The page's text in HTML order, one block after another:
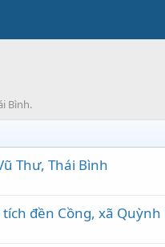
Bình.
Thư, Thái Bình
đền Cồng, xã